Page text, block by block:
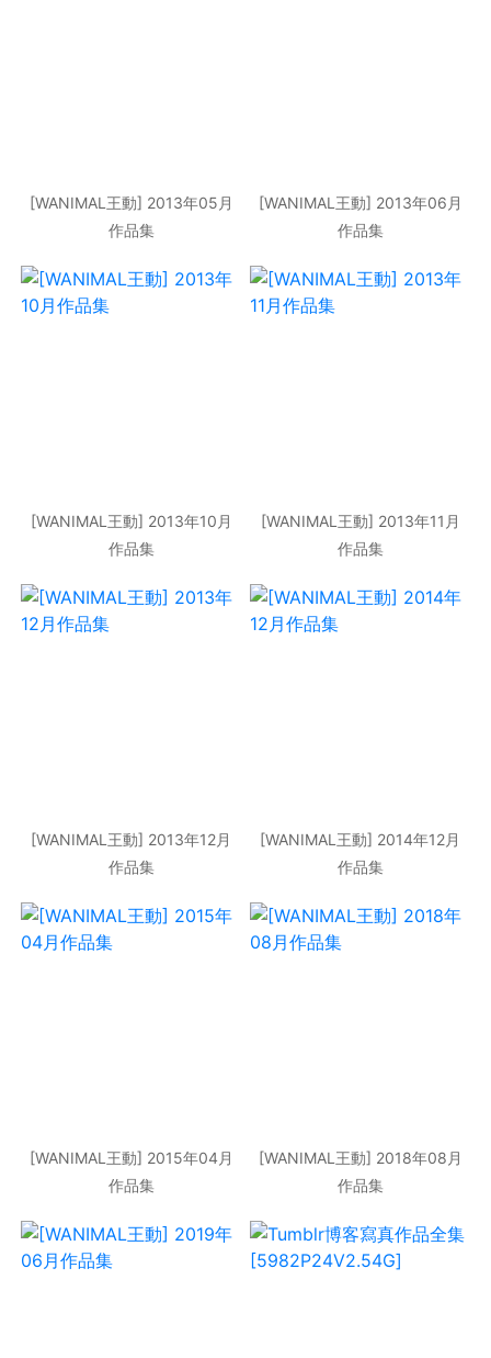
[WANIMAL王動] 2013年05月
作品集
[WANIMAL王動] 2013年06月
作品集
[WANIMAL王動] 2013年10月
作品集
[WANIMAL王動] 2013年11月
作品集
[WANIMAL王動] 2013年12月
作品集
[WANIMAL王動] 2014年12月
作品集
[WANIMAL王動] 2015年04月
作品集
[WANIMAL王動] 2018年08月
作品集